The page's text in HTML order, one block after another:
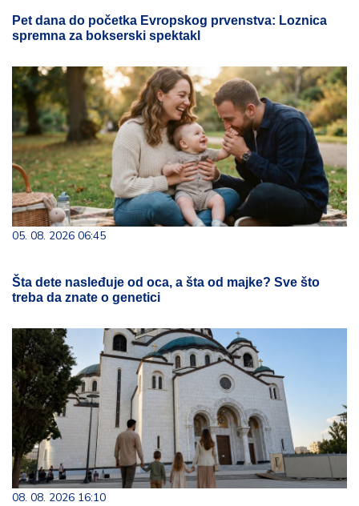
Pet dana do početka Evropskog prvenstva: Loznica
spremna za bokserski spektakl
05. 08. 2026 06:45
Šta dete nasleđuje od oca, a šta od majke? Sve što
treba da znate o genetici
08. 08. 2026 16:10